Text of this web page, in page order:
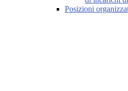
Posizioni